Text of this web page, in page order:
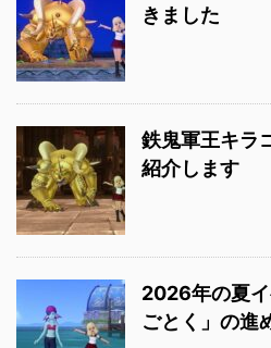
きました
鉄鬼軍王キラ
紹介します
2026年の夏
ごとく」の進